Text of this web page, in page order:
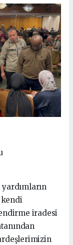
kendi
iradesi